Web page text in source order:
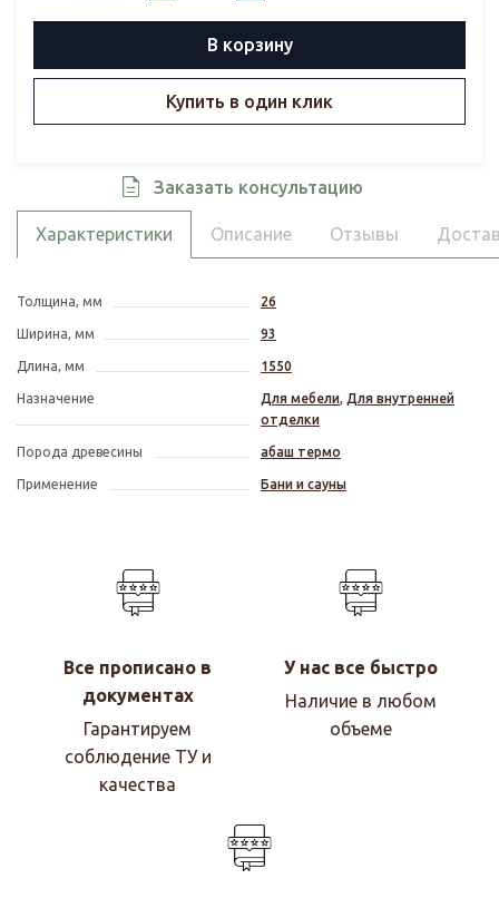
В корзину
Купить в один клик
Заказать консультацию
Характеристики Описание Отзывы
Толщина, мм 26
Ширина, мм 93
Длина, мм 1550
Назначение Для мебели, Для внутренней
отделки
Порода древесины абаш термо
Применение Бани и сауны
Все прописано в
документах
Гарантируем
соблюдение ТУ и
качества
У нас все быстро
Наличие в любом
объеме